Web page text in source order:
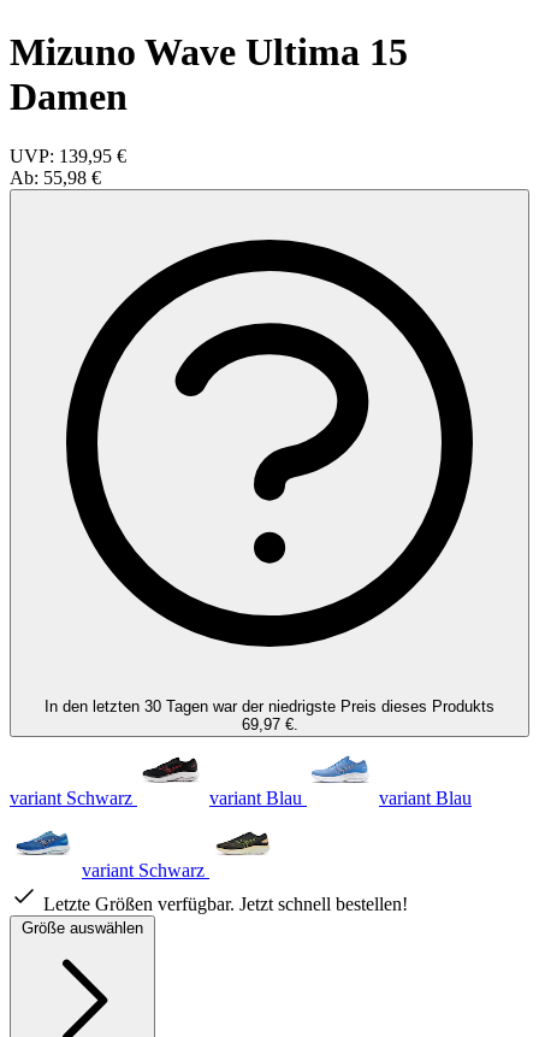
Mizuno Wave Ultima 15
Damen
UVP: 139,95 €
Ab: 55,98 €
In den letzten 30 Tagen war der niedrigste Preis dieses Produkts
69,97 €.
variant Schwarz variant Blau variant Blau
variant Schwarz
Letzte Größen verfügbar. Jetzt schnell bestellen!
Größe auswählen